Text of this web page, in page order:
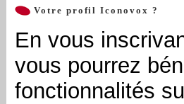
Votre profil Iconovox ?
En vous
vous pourrez
fonctionnalités